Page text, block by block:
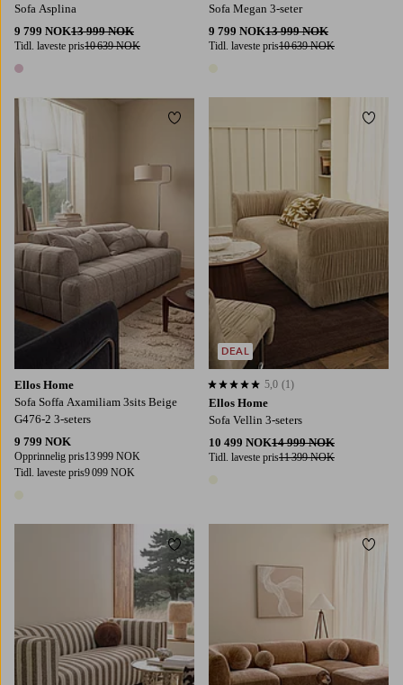
Sofa Asplina
9 799 NOK13 999 NOK
Tidl. laveste pris10 639 NOK
1 farge
Sofa Megan 3-seter
9 799 NOK13 999 NOK
Tidl. laveste pris10 639 NOK
Ellos Home
Sofa Soffa Axamiliam 3sits Beige
G476-2 3-seters
9 799 NOK
Opprinnelig pris13 999 NOK
Tidl. laveste pris9 099 NOK
Legg til favoritter
Ellos Home
Sofa Vellin 3-seters
10 499 NOK14 999 NOK
Tidl. laveste pris11 399 NOK
5,0 basert på 1 karaktergivninger
5,0 (1)
DEAL
Legg til favoritter